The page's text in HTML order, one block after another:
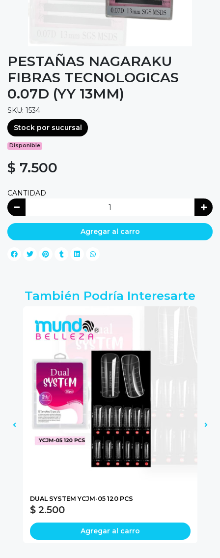
PESTAÑAS NAGARAKU
FIBRAS TECNOLOGICAS
0.07D (YY 13MM)
SKU: 1534
Stock por sucursal
Disponible
$ 7.500
CANTIDAD
Agregar al carro
También Podría Interesarte
DUAL SYSTEM YCJM-05 120 PCS
$ 2.500
Agregar al carro